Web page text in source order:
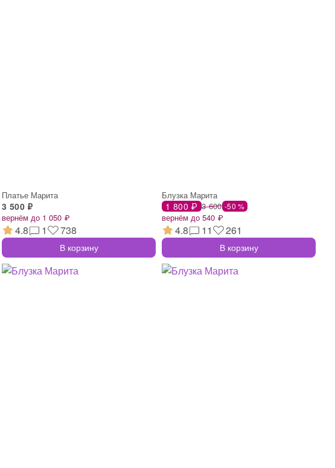
Платье Марита
3 500 ₽
вернём до 1 050 ₽
4.8 1 738
В корзину
Блузка Марита
1 800 ₽ 3 600 -50 %
вернём до 540 ₽
4.8 11 261
В корзину